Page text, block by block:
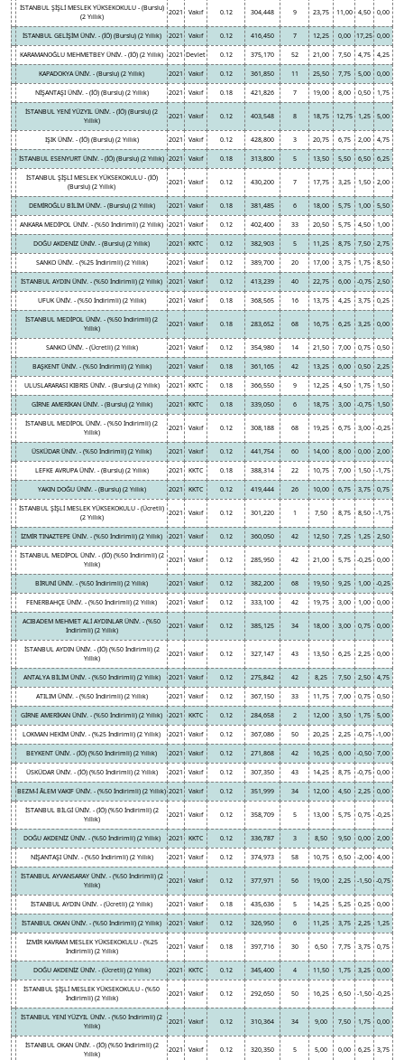
İSTANBUL ŞİŞLİ MESLEK YÜKSEKOKULU - (Burslu)
(2 Yıllık)
2021 Vakıf 0.12 304,448 9 23,75 11,00 4,50 0,00
İSTANBUL GELİŞİM ÜNİV. - (İÖ) (Burslu) (2 Yıllık) 2021 Vakıf 0.12 416,450 7 12,25 0,00 17,25 0,00
KARAMANOĞLU MEHMETBEY ÜNİV. - (İÖ) (2 Yıllık) 2021 Devlet 0.12 375,170 52 21,00 7,50 4,75 4,25
KAPADOKYA ÜNİV. - (Burslu) (2 Yıllık) 2021 Vakıf 0.12 361,850 11 25,50 7,75 5,00 0,00
NİŞANTAŞI ÜNİV. - (İÖ) (Burslu) (2 Yıllık) 2021 Vakıf 0.18 421,826 7 19,00 8,00 0,50 1,75
İSTANBUL YENİ YÜZYIL ÜNİV. - (İÖ) (Burslu) (2
Yıllık)
2021 Vakıf 0.12 403,548 8 18,75 12,75 1,25 5,00
IŞIK ÜNİV. - (İÖ) (Burslu) (2 Yıllık) 2021 Vakıf 0.12 428,800 3 20,75 6,75 2,00 4,75
İSTANBUL ESENYURT ÜNİV. - (İÖ) (Burslu) (2 Yıllık) 2021 Vakıf 0.18 313,800 5 13,50 5,50 6,50 6,25
İSTANBUL ŞİŞLİ MESLEK YÜKSEKOKULU - (İÖ)
(Burslu) (2 Yıllık)
2021 Vakıf 0.12 430,200 7 17,75 3,25 1,50 2,00
DEMİROĞLU BİLİM ÜNİV. - (Burslu) (2 Yıllık) 2021 Vakıf 0.18 381,485 6 18,00 5,75 1,00 5,50
ANKARA MEDİPOL ÜNİV. - (%50 İndirimli) (2 Yıllık) 2021 Vakıf 0.12 402,400 33 20,50 5,75 4,50 1,00
DOĞU AKDENİZ ÜNİV. - (Burslu) (2 Yıllık) 2021 KKTC 0.12 382,903 5 11,25 8,75 7,50 2,75
SANKO ÜNİV. - (%25 İndirimli) (2 Yıllık) 2021 Vakıf 0.12 389,700 20 17,00 3,75 1,75 8,50
İSTANBUL AYDIN ÜNİV. - (%50 İndirimli) (2 Yıllık) 2021 Vakıf 0.12 413,239 40 22,75 6,00 -0,75 2,50
UFUK ÜNİV. - (%50 İndirimli) (2 Yıllık) 2021 Vakıf 0.18 368,565 16 13,75 4,25 3,75 0,25
İSTANBUL MEDİPOL ÜNİV. - (%50 İndirimli) (2
Yıllık)
2021 Vakıf 0.18 283,652 68 16,75 6,25 3,25 0,00
SANKO ÜNİV. - (Ücretli) (2 Yıllık) 2021 Vakıf 0.12 354,980 14 21,50 7,00 0,75 0,50
BAŞKENT ÜNİV. - (%50 İndirimli) (2 Yıllık) 2021 Vakıf 0.18 361,165 42 13,25 6,00 0,50 2,25
ULUSLARARASI KIBRIS ÜNİV. - (Burslu) (2 Yıllık) 2021 KKTC 0.18 366,550 9 12,25 4,50 1,75 1,50
GİRNE AMERİKAN ÜNİV. - (Burslu) (2 Yıllık) 2021 KKTC 0.18 339,050 6 18,75 3,00 -0,75 1,50
İSTANBUL MEDİPOL ÜNİV. - (%50 İndirimli) (2
Yıllık)
2021 Vakıf 0.12 308,188 68 19,25 6,75 3,00 -0,25
ÜSKÜDAR ÜNİV. - (%50 İndirimli) (2 Yıllık) 2021 Vakıf 0.12 441,754 60 14,00 8,00 0,00 2,00
LEFKE AVRUPA ÜNİV. - (Burslu) (2 Yıllık) 2021 KKTC 0.18 388,314 22 10,75 7,00 1,50 -1,75
YAKIN DOĞU ÜNİV. - (Burslu) (2 Yıllık) 2021 KKTC 0.12 419,444 26 10,00 6,75 3,75 0,75
İSTANBUL ŞİŞLİ MESLEK YÜKSEKOKULU - (Ücretli)
(2 Yıllık)
2021 Vakıf 0.12 301,220 1 7,50 8,75 8,50 -1,75
İZMİR TINAZTEPE ÜNİV. - (%50 İndirimli) (2 Yıllık) 2021 Vakıf 0.12 360,050 42 12,50 7,25 1,25 2,50
İSTANBUL MEDİPOL ÜNİV. - (İÖ) (%50 İndirimli) (2
Yıllık)
2021 Vakıf 0.12 285,950 42 21,00 5,75 -0,25 0,00
BİRUNİ ÜNİV. - (%50 İndirimli) (2 Yıllık) 2021 Vakıf 0.12 382,200 68 19,50 9,25 1,00 -0,25
FENERBAHÇE ÜNİV. - (%50 İndirimli) (2 Yıllık) 2021 Vakıf 0.12 333,100 42 19,75 3,00 1,00 0,00
ACIBADEM MEHMET ALİ AYDINLAR ÜNİV. - (%50
İndirimli) (2 Yıllık)
2021 Vakıf 0.12 385,125 34 18,00 3,00 0,75 0,00
İSTANBUL AYDIN ÜNİV. - (İÖ) (%50 İndirimli) (2
Yıllık)
2021 Vakıf 0.12 327,147 43 13,50 6,25 2,25 0,00
ANTALYA BİLİM ÜNİV. - (%50 İndirimli) (2 Yıllık) 2021 Vakıf 0.12 275,842 42 8,25 7,50 2,50 4,75
ATILIM ÜNİV. - (%50 İndirimli) (2 Yıllık) 2021 Vakıf 0.12 367,150 33 11,75 7,00 0,75 0,50
GİRNE AMERİKAN ÜNİV. - (%50 İndirimli) (2 Yıllık) 2021 KKTC 0.12 284,658 2 12,00 3,50 1,75 5,00
LOKMAN HEKİM ÜNİV. - (%25 İndirimli) (2 Yıllık) 2021 Vakıf 0.12 367,086 50 20,25 2,25 -0,75 -1,00
BEYKENT ÜNİV. - (İÖ) (%50 İndirimli) (2 Yıllık) 2021 Vakıf 0.12 271,868 42 16,25 6,00 -0,50 7,00
ÜSKÜDAR ÜNİV. - (İÖ) (%50 İndirimli) (2 Yıllık) 2021 Vakıf 0.12 307,350 43 14,25 8,75 -0,75 0,00
BEZM-İ ÂLEM VAKIF ÜNİV. - (%50 İndirimli) (2 Yıllık) 2021 Vakıf 0.12 351,999 34 12,00 4,50 2,25 0,00
İSTANBUL BİLGİ ÜNİV. - (İÖ) (%50 İndirimli) (2
Yıllık)
2021 Vakıf 0.12 358,709 5 13,00 5,75 0,75 -0,25
DOĞU AKDENİZ ÜNİV. - (%50 İndirimli) (2 Yıllık) 2021 KKTC 0.12 336,787 3 8,50 9,50 0,00 2,00
NİŞANTAŞI ÜNİV. - (%50 İndirimli) (2 Yıllık) 2021 Vakıf 0.12 374,973 58 10,75 6,50 -2,00 4,00
İSTANBUL AYVANSARAY ÜNİV. - (%50 İndirimli) (2
Yıllık)
2021 Vakıf 0.12 377,971 56 19,00 2,25 -1,50 -0,75
İSTANBUL AYDIN ÜNİV. - (Ücretli) (2 Yıllık) 2021 Vakıf 0.18 435,636 5 14,25 5,25 0,25 0,00
İSTANBUL OKAN ÜNİV. - (%50 İndirimli) (2 Yıllık) 2021 Vakıf 0.12 326,950 6 11,25 3,75 2,25 1,25
İZMİR KAVRAM MESLEK YÜKSEKOKULU - (%25
İndirimli) (2 Yıllık)
2021 Vakıf 0.18 397,716 30 6,50 7,75 3,75 0,75
DOĞU AKDENİZ ÜNİV. - (Ücretli) (2 Yıllık) 2021 KKTC 0.12 345,400 4 11,50 1,75 3,25 0,00
İSTANBUL ŞİŞLİ MESLEK YÜKSEKOKULU - (%50
İndirimli) (2 Yıllık)
2021 Vakıf 0.12 292,650 50 16,25 6,50 -1,50 -0,25
İSTANBUL YENİ YÜZYIL ÜNİV. - (%50 İndirimli) (2
Yıllık)
2021 Vakıf 0.12 310,364 34 9,00 7,50 1,75 0,00
İSTANBUL OKAN ÜNİV. - (İÖ) (%50 İndirimli) (2
Yıllık)
2021 Vakıf 0.12 320,350 5 5,00 0,00 6,25 3,75